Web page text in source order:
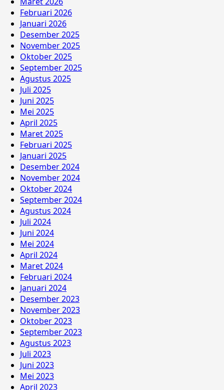
Februari 2026
Januari 2026
Desember 2025
November 2025
Oktober 2025
September 2025
Agustus 2025
Juli 2025
Juni 2025
Mei 2025
April 2025
Maret 2025
Februari 2025
Januari 2025
Desember 2024
November 2024
Oktober 2024
September 2024
Agustus 2024
Juli 2024
Juni 2024
Mei 2024
April 2024
Maret 2024
Februari 2024
Januari 2024
Desember 2023
November 2023
Oktober 2023
September 2023
Agustus 2023
Juli 2023
Juni 2023
Mei 2023
April 2023